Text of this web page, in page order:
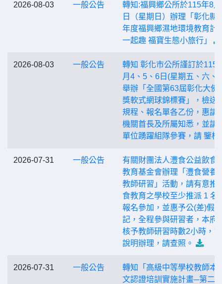
2026-08-03 一般公告
轉知:福興鄉公所於115年8
日（星期日）辦理「彰化縣
年度福興鄉濕地環境教育計
一起趣 福寶生態小旅行」
2026-08-03 一般公告
轉知 彰化市公所謹訂於115
月4、5、6日(星期五、六、
舉辦「全國第63屆彰化大佛
獎軟式網球錦標賽」，檢送
規程、報名單各乙份，惠請
機關首長及所屬知悉，並請
單位踴躍組隊參賽，請 鑒核
2026-07-31 一般公告
有關財團法人灃食公益飲食
教育基金會辦理「灃食營養
教師研習」活動，請有意推
食教育之學校至少推派 1 名
報名參加，並惠予公(差)假登
記，全程參與研習者，本府
核予教師研習時數2小時，
說明辦理，請查照。
2026-07-31 一般公告
轉知「高級中等學校教師本
文認證培訓實施計畫─第二